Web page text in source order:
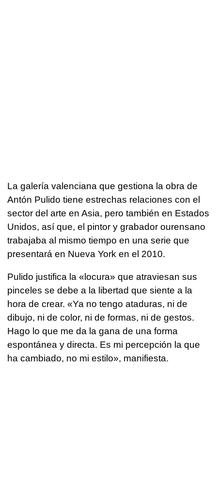
La galería valenciana que gestiona la obra de
Antón Pulido tiene estrechas relaciones con el
sector del arte en Asia, pero también en Estados
Unidos, así que, el pintor y grabador ourensano
trabajaba al mismo tiempo en una serie que
presentará en Nueva York en el 2010.
Pulido justifica la «locura» que atraviesan sus
pinceles se debe a la libertad que siente a la
hora de crear. «Ya no tengo ataduras, ni de
dibujo, ni de color, ni de formas, ni de gestos.
Hago lo que me da la gana de una forma
espontánea y directa. Es mi percepción la que
ha cambiado, no mi estilo», manifiesta.